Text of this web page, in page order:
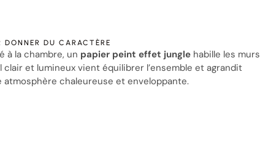
DONNER DU CARACTÈRE
à la chambre, un papier peint effet jungle habille les murs
et lumineux vient équilibrer l’ensemble et agrandit
chaleureuse et enveloppante.